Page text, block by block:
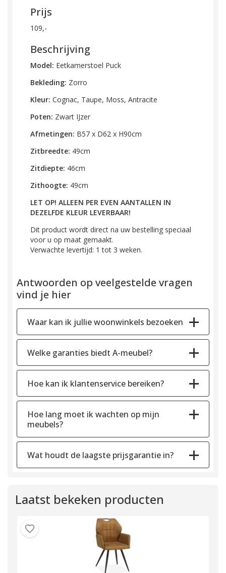
Prijs
109,-
Beschrijving
Model: Eetkamerstoel Puck
Bekleding: Zorro
Kleur: Cognac, Taupe, Moss, Antracite
Poten: Zwart IJzer
Afmetingen: B57 x D62 x H90cm
Zitbreedte: 49cm
Zitdiepte: 46cm
Zithoogte: 49cm
LET OP! ALLEEN PER EVEN AANTALLEN IN
DEZELFDE KLEUR LEVERBAAR!
Dit product wordt direct na uw bestelling speciaal
voor u op maat gemaakt.
Verwachte levertijd: 1 tot 3 weken.
Antwoorden op veelgestelde vragen
vind je hier
Waar kan ik jullie woonwinkels bezoeken
Welke garanties biedt A-meubel?
Hoe kan ik klantenservice bereiken?
Hoe lang moet ik wachten op mijn
meubels?
Wat houdt de laagste prijsgarantie in?
Laatst bekeken producten